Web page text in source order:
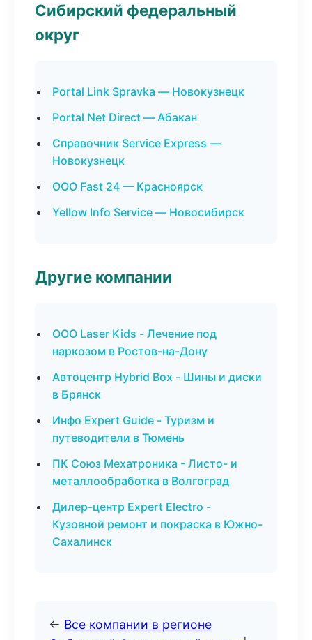
Сибирский федеральный
округ
Portal Link Spravka — Новокузнецк
Portal Net Direct — Абакан
Справочник Service Express —
Новокузнецк
ООО Fast 24 — Красноярск
Yellow Info Service — Новосибирск
Другие компании
ООО Laser Kids - Лечение под
наркозом в Ростов-на-Дону
Автоцентр Hybrid Box - Шины и диски
в Брянск
Инфо Expert Guide - Туризм и
путеводители в Тюмень
ПК Союз Мехатроника - Листо- и
металлообработка в Волгоград
Дилер-центр Expert Electro -
Кузовной ремонт и покраска в Южно-
Сахалинск
← Все компании в регионе